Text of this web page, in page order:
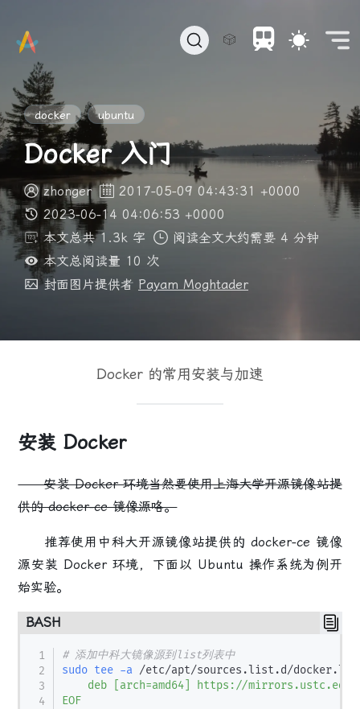
🎲
docker ubuntu
Docker 入门
zhonger
2017-05-09 04:43:31 +0000
2023-06-14 04:06:53 +0000
本文总共 1.3k 字
阅读全文大约需要 4 分钟
本文总阅读量 10 次
封面图片提供者 Payam Moghtader
Docker 的常用安装与加速
安装 Docker
安装 Docker 环境当然要使用上海大学开源镜像站提
供的 docker-ce 镜像源咯。
推荐使用中科大开源镜像站提供的 docker-ce 镜像
源安装 Docker 环境，下面以 Ubuntu 操作系统为例开
始实验。
BASH
# 添加中科大镜像源到list列表中
sudo tee -a /etc/apt/sources.list.d/
deb [arch=amd64] https://
EOF